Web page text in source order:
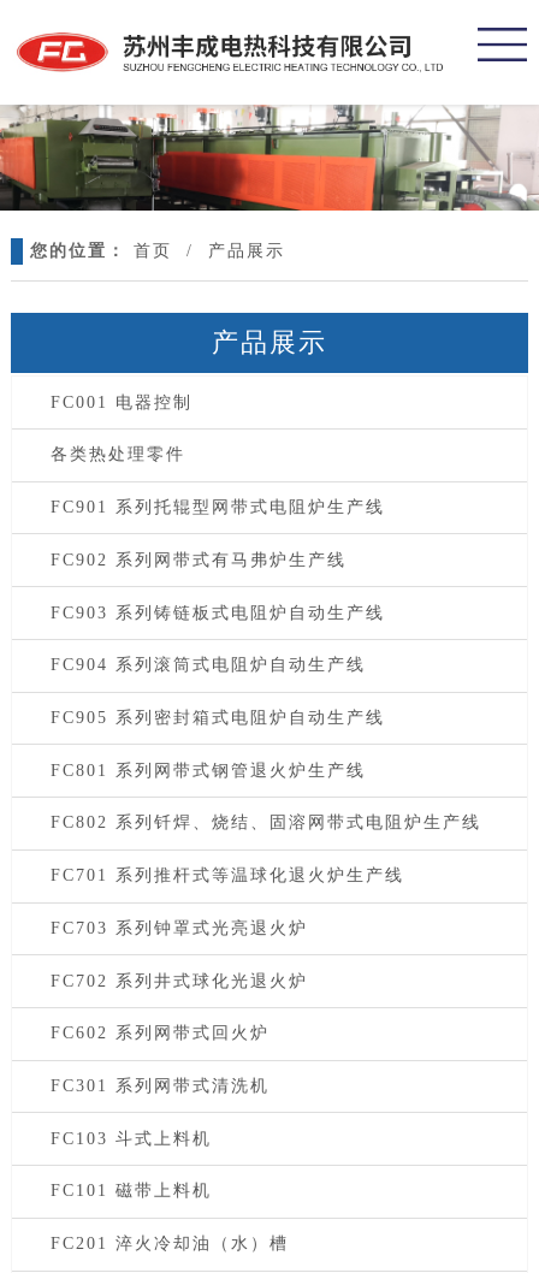
您的位置： 首页 / 产品展示
产品展示
FC001 电器控制
各类热处理零件
FC901 系列托辊型网带式电阻炉生产线
FC902 系列网带式有马弗炉生产线
FC903 系列铸链板式电阻炉自动生产线
FC904 系列滚筒式电阻炉自动生产线
FC905 系列密封箱式电阻炉自动生产线
FC801 系列网带式钢管退火炉生产线
FC802 系列钎焊、烧结、固溶网带式电阻炉生产线
FC701 系列推杆式等温球化退火炉生产线
FC703 系列钟罩式光亮退火炉
FC702 系列井式球化光退火炉
FC602 系列网带式回火炉
FC301 系列网带式清洗机
FC103 斗式上料机
FC101 磁带上料机
FC201 淬火冷却油（水）槽